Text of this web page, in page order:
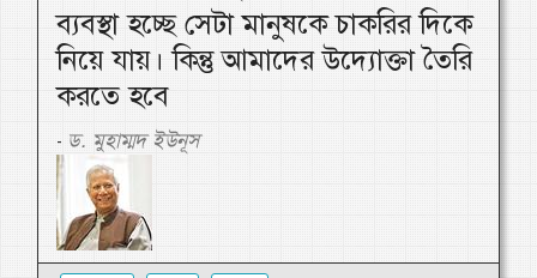
ব্যবস্থা হচ্ছে সেটা মানুষকে চাকরির দিকে
নিয়ে যায়। কিন্তু আমাদের উদ্যোক্তা তৈরি
করতে হবে
- ড. মুহাম্মদ ইউনূস